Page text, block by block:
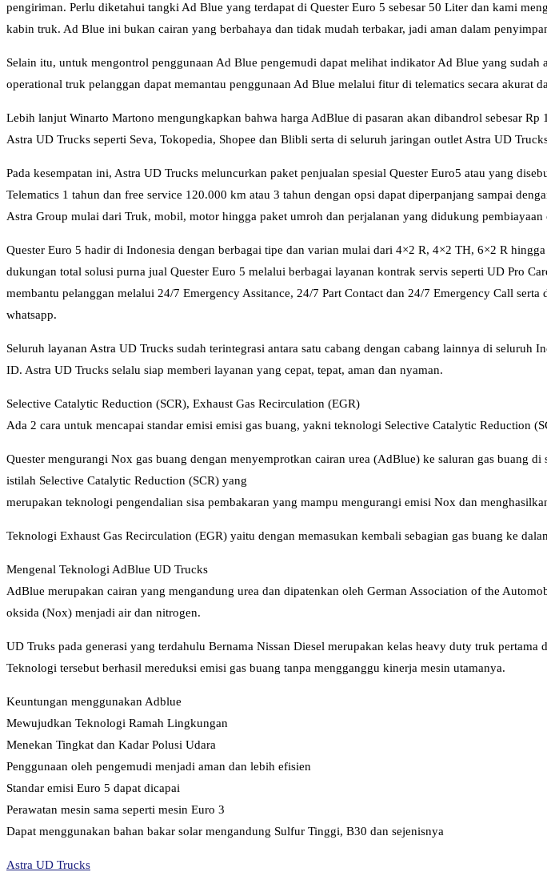
pengiriman. Perlu diketahui tangki Ad Blue yang terdapat di Quester Euro 5 sebesar 50 Liter dan kami
kabin truk. Ad Blue ini bukan cairan yang berbahaya dan tidak mudah terbakar, jadi aman dalam
Selain itu, untuk mengontrol penggunaan Ad Blue pengemudi dapat melihat indikator Ad Blue yang
operational truk pelanggan dapat memantau penggunaan Ad Blue melalui fitur di telematics secara akurat
Lebih lanjut Winarto Martono mengungkapkan bahwa harga AdBlue di pasaran akan dibandrol sebesar
Astra UD Trucks seperti Seva, Tokopedia, Shopee dan Blibli serta di seluruh jaringan outlet Astra UD
Pada kesempatan ini, Astra UD Trucks meluncurkan paket penjualan spesial Quester Euro5 atau yang
Telematics 1 tahun dan free service 120.000 km atau 3 tahun dengan opsi dapat diperpanjang sampai
Astra Group mulai dari Truk, mobil, motor hingga paket umroh dan perjalanan yang didukung pembiayaan
Quester Euro 5 hadir di Indonesia dengan berbagai tipe dan varian mulai dari 4×2 R, 4×2 TH, 6×2 R
dukungan total solusi purna jual Quester Euro 5 melalui berbagai layanan kontrak servis seperti UD Pro
membantu pelanggan melalui 24/7 Emergency Assitance, 24/7 Part Contact dan 24/7 Emergency Call
whatsapp.
Seluruh layanan Astra UD Trucks sudah terintegrasi antara satu cabang dengan cabang lainnya di
ID. Astra UD Trucks selalu siap memberi layanan yang cepat, tepat, aman dan nyaman.
Selective Catalytic Reduction (SCR), Exhaust Gas Recirculation (EGR)
Ada 2 cara untuk mencapai standar emisi emisi gas buang, yakni teknologi Selective Catalytic Reduction
Quester mengurangi Nox gas buang dengan menyemprotkan cairan urea (AdBlue) ke saluran gas buang
istilah Selective Catalytic Reduction (SCR) yang
merupakan teknologi pengendalian sisa pembakaran yang mampu mengurangi emisi Nox dan
Teknologi Exhaust Gas Recirculation (EGR) yaitu dengan memasukan kembali sebagian gas buang ke
Mengenal Teknologi AdBlue UD Trucks
AdBlue merupakan cairan yang mengandung urea dan dipatenkan oleh German Association of the
oksida (Nox) menjadi air dan nitrogen.
UD Truks pada generasi yang terdahulu Bernama Nissan Diesel merupakan kelas heavy duty truk
Teknologi tersebut berhasil mereduksi emisi gas buang tanpa mengganggu kinerja mesin utamanya.
Keuntungan menggunakan Adblue
Mewujudkan Teknologi Ramah Lingkungan
Menekan Tingkat dan Kadar Polusi Udara
Penggunaan oleh pengemudi menjadi aman dan lebih efisien
Standar emisi Euro 5 dapat dicapai
Perawatan mesin sama seperti mesin Euro 3
Dapat menggunakan bahan bakar solar mengandung Sulfur Tinggi, B30 dan sejenisnya
Astra UD Trucks